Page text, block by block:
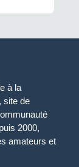
à la
site de
2000,
amateurs et